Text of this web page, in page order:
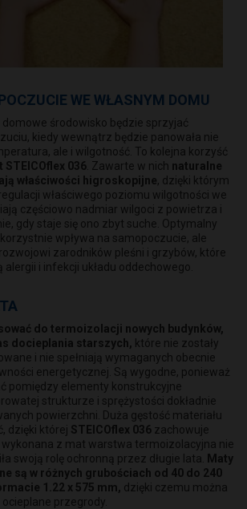
WE WŁASNYM DOMU
domowe środowisko będzie sprzyjać
kiedy wewnątrz będzie panowała nie
ale i wilgotność. To kolejna korzyść
STEICOflex 036 . Zawarte w nich naturalne
właściwości higroskopijne, dzięki którym
właściwego poziomu wilgotności we
częściowo nadmiar wilgoci z powietrza i
gdy staje się ono zbyt suche. Optymalny
wpływa na samopoczucie, ale
zarodników pleśni i grzybów, które
i infekcji układu oddechowego.
do termoizolacji nowych budynków,
docieplania starszych, które nie zostały
i nie spełniają wymaganych obecnie
energetycznej. Są wygodne, ponieważ
pomiędzy elementy konstrukcyjne
strukturze i sprężystości dokładnie
powierzchni. Duża gęstość materiału
dzięki której STEICOflex 036 zachowuje
wykonana z mat warstwa termoizolacyjna nie
swoją rolę ochronną przez długie lata.
Maty
są w różnych grubościach od 40 do 240
1.22 x 575 mm, dzięki czemu można
ocieplane przegrody.